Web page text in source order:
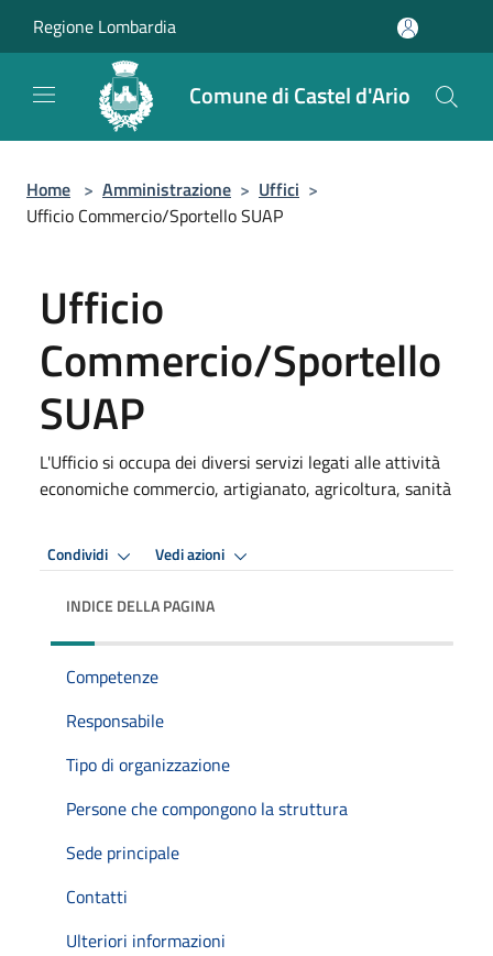
Regione Lombardia
Comune di Castel d'Ario
Home > Amministrazione > Uffici >
Ufficio Commercio/Sportello SUAP
Ufficio
Commercio/Sportello
SUAP
L'Ufficio si occupa dei diversi servizi legati alle attività
economiche commercio, artigianato, agricoltura, sanità
Condividi Vedi azioni
INDICE DELLA PAGINA
Competenze
Responsabile
Tipo di organizzazione
Persone che compongono la struttura
Sede principale
Contatti
Ulteriori informazioni